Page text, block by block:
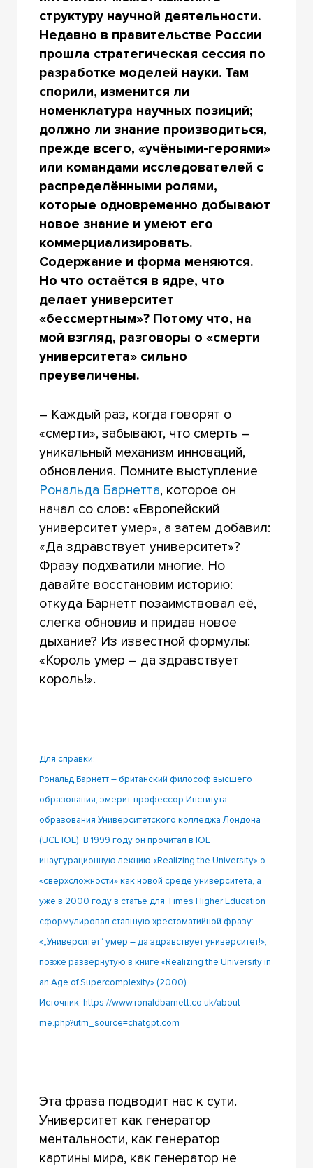
структуру научной деятельности.
Недавно в правительстве России
прошла стратегическая сессия по
разработке моделей науки. Там
спорили, изменится ли
номенклатура научных позиций;
должно ли знание производиться,
прежде всего, «учёными-героями»
или командами исследователей с
распределёнными ролями,
которые одновременно добывают
новое знание и умеют его
коммерциализировать.
Содержание и форма меняются.
Но что остаётся в ядре, что
делает университет
«бессмертным»? Потому что, на
мой взгляд, разговоры о «смерти
университета» сильно
преувеличены.
– Каждый раз, когда говорят о
«смерти», забывают, что смерть –
уникальный механизм инноваций,
обновления. Помните выступление
Рональда Барнетта, которое он
начал со слов: «Европейский
университет умер», а затем добавил:
«Да здравствует университет»?
Фразу подхватили многие. Но
давайте восстановим историю:
откуда Барнетт позаимствовал её,
слегка обновив и придав новое
дыхание? Из известной формулы:
«Король умер – да здравствует
король!».
Для справки:
Рональд Барнетт – британский философ высшего
образования, эмерит-профессор Института
образования Университетского колледжа Лондона
(UCL IOE). В 1999 году он прочитал в IOE
инаугурационную лекцию «Realizing the University» о
«сверхсложности» как новой среде университета, а
уже в 2000 году в статье для Times Higher Education
сформулировал ставшую хрестоматийной фразу:
«„Университет“ умер – да здравствует университет!»,
позже развёрнутую в книге «Realizing the University in
an Age of Supercomplexity» (2000).
Источник: https://www.ronaldbarnett.co.uk/about-
me.php?utm_source=chatgpt.com
Эта фраза подводит нас к сути.
Университет как генератор
ментальности, как генератор
картины мира, как генератор не